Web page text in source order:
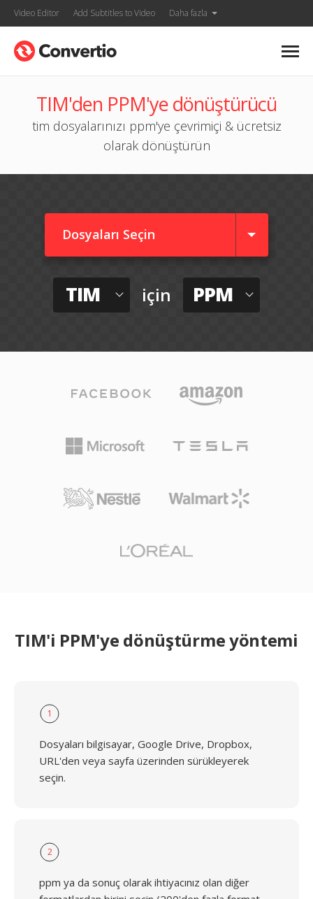
Video Editor Add Subtitles to Video Daha fazla
TIM'den PPM'ye dönüştürücü
tim dosyalarınızı ppm'ye çevrimiçi & ücretsiz
olarak dönüştürün
Dosyaları Seçin
TIM için PPM
TIM'i PPM'ye dönüştürme yöntemi
1
Dosyaları bilgisayar, Google Drive, Dropbox,
URL'den veya sayfa üzerinden sürükleyerek
seçin.
2
ppm ya da sonuç olarak ihtiyacınız olan diğer